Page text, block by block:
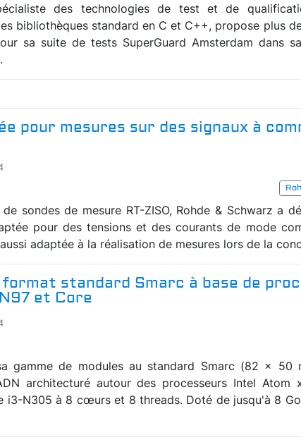
des technologies de test et de
bibliothèques standard en C et C++, propose plus
sa suite de tests SuperGuard Amsterdam dans
pour mesures sur des signaux à
sondes de mesure RT-ZISO, Rohde & Schwarz a
pour des tensions et des courants de mode
adaptée à la réalisation de mesures lors de la
format standard Smarc à base de
et Core
gamme de modules au standard Smarc (82 x 50
architecturé autour des processeurs Intel Atom
i3-N305 à 8 cœurs et 8 threads. Doté de jusqu'à 8